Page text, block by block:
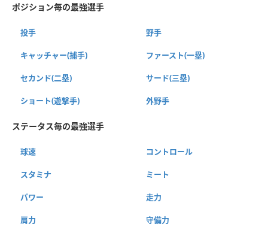
ポジション毎の最強選手
投手 野手
キャッチャー(捕手) ファースト(一塁)
セカンド(二塁) サード(三塁)
ショート(遊撃手) 外野手
ステータス毎の最強選手
球速 コントロール
スタミナ ミート
パワー 走力
肩力 守備力